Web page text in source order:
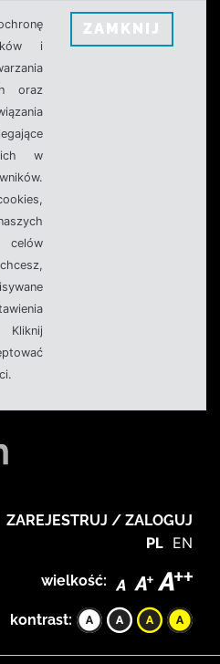
i
oraz
w
ZAMKNIJ
ZAREJESTRUJ / ZALOGUJ
PL EN
wielkość:
kontrast: